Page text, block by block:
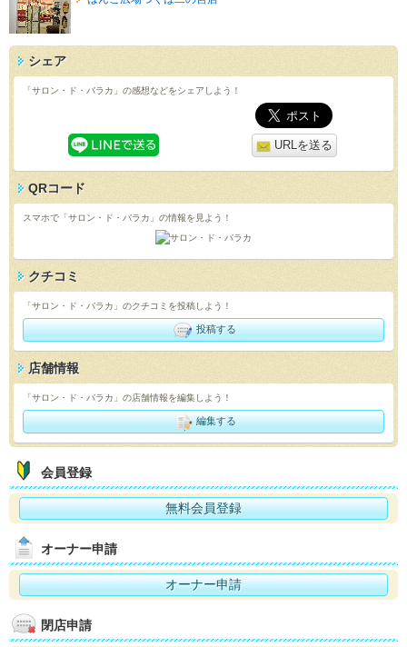
シェア
「サロン・ド・バラカ」の感想などをシェアしよう！
URLを送る
QRコード
スマホで「サロン・ド・バラカ」の情報を見よう！
クチコミ
「サロン・ド・バラカ」のクチコミを投稿しよう！
投稿する
店舗情報
「サロン・ド・バラカ」の店舗情報を編集しよう！
編集する
会員登録
無料会員登録
オーナー申請
オーナー申請
閉店申請